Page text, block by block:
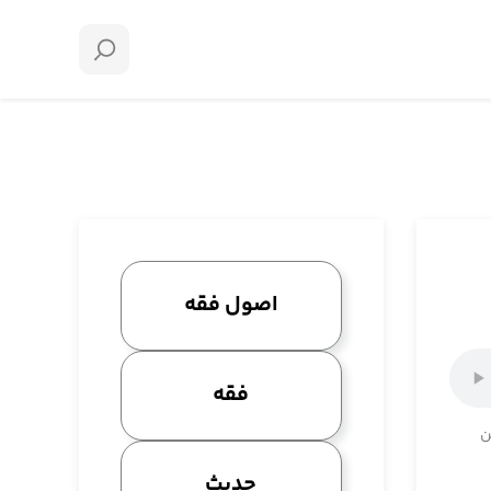
اصول فقه
فقه